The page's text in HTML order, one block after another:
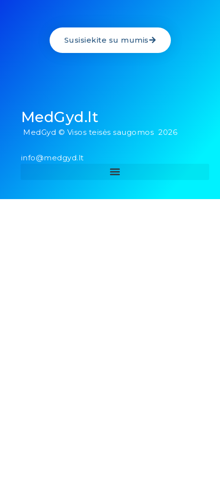
Susisiekite su mumis
MedGyd.lt
MedGyd © Visos teisės saugomos 2026
info@medgyd.lt